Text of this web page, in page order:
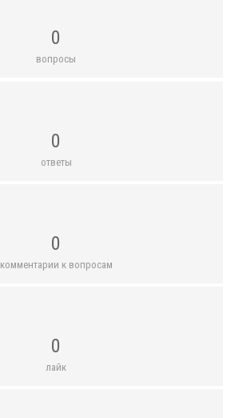
0
вопросы
0
ответы
0
комментарии к вопросам
0
лайк